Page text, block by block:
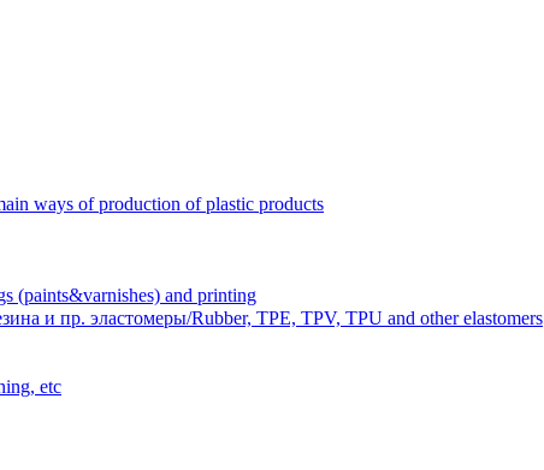
ways of production of plastic products
(paints&varnishes) and printing
и пр. эластомеры/Rubber, TPE, TPV, TPU and other elastomers
etc